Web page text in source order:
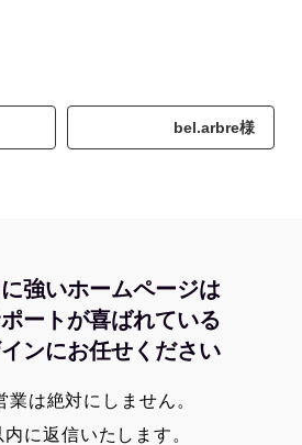
bel.arbre様
強いホームページは
ートが喜ばれている
ンにお任せください
業は絶対にしません。
に返信いたします。